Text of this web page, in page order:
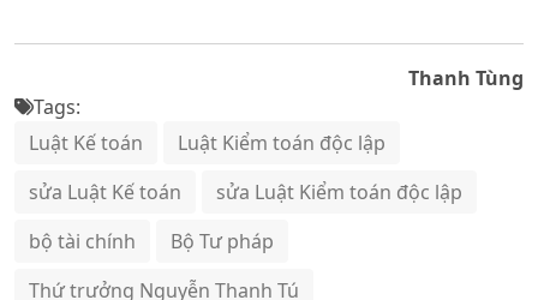
Thanh Tùng
Tags:
Luật Kế toán
Luật Kiểm toán độc lập
sửa Luật Kế toán
sửa Luật Kiểm toán độc lập
bộ tài chính
Bộ Tư pháp
Thứ trưởng Nguyễn Thanh Tú